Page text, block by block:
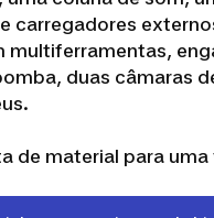
carregadores
multiferramentas,
duas câmaras
de material para uma